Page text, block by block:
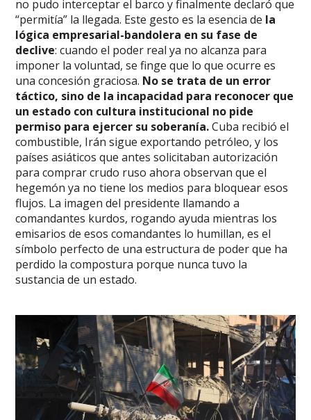
no pudo interceptar el barco y finalmente declaró que
“permitía” la llegada. Este gesto es la esencia de la
lógica empresarial-bandolera en su fase de
declive: cuando el poder real ya no alcanza para
imponer la voluntad, se finge que lo que ocurre es
una concesión graciosa. No se trata de un error
táctico, sino de la incapacidad para reconocer que
un estado con cultura institucional no pide
permiso para ejercer su soberanía.Cuba recibió el
combustible, Irán sigue exportando petróleo, y los
países asiáticos que antes solicitaban autorización
para comprar crudo ruso ahora observan que el
hegemón ya no tiene los medios para bloquear esos
flujos. La imagen del presidente llamando a
comandantes kurdos, rogando ayuda mientras los
emisarios de esos comandantes lo humillan, es el
símbolo perfecto de una estructura de poder que ha
perdido la compostura porque nunca tuvo la
sustancia de un estado.